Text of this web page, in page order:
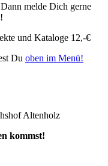
melde Dich gerne
und Kataloge 12,-€
Du oben im Menü!
Altenholz
kommst!